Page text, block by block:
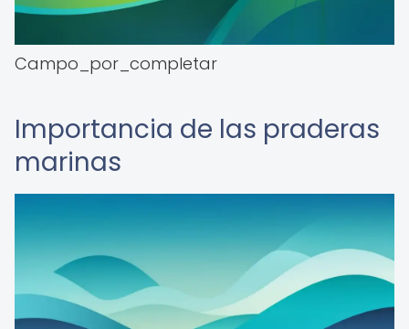
Campo_por_completar
Importancia de las praderas
marinas